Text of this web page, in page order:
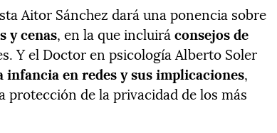
Aitor Sánchez dará una ponencia sobre
y cenas, en la que incluiráconsejos de
Y el Doctor en psicología Alberto Soler
infancia en redes y sus implicaciones,
de la privacidad de los más